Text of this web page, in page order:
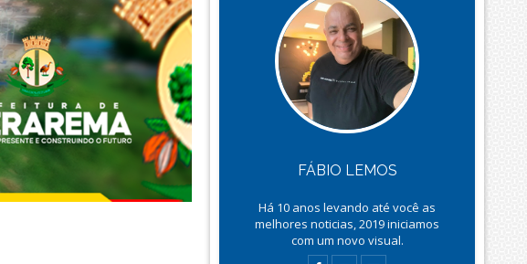
FÁBIO LEMOS
Há 10 anos levando até você as
melhores noticias, 2019 iniciamos
com um novo visual.